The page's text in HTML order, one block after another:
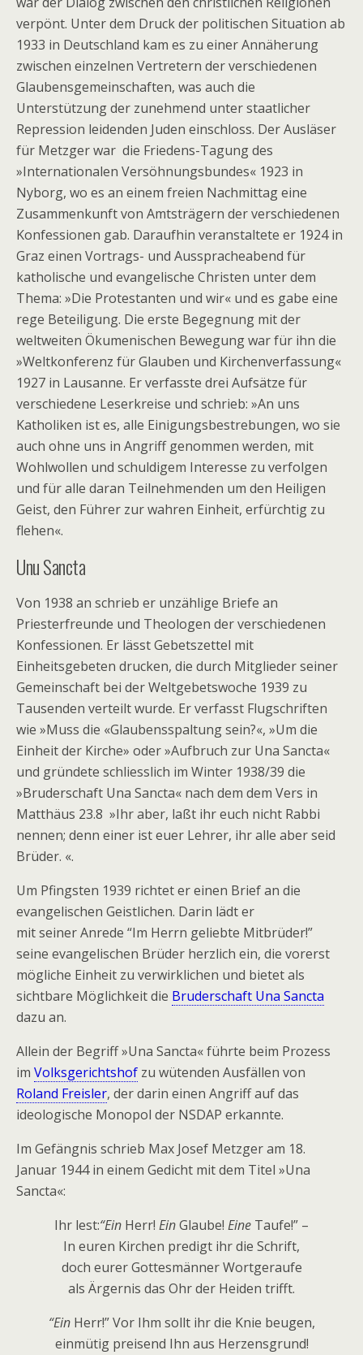
verpönt. Unter dem Druck der politischen Situation ab
1933 in Deutschland kam es zu einer Annäherung
zwischen einzelnen Vertretern der verschiedenen
Glaubensgemeinschaften, was auch die
Unterstützung der zunehmend unter staatlicher
Repression leidenden Juden einschloss. Der Ausläser
für Metzger war die Friedens-Tagung des
»Internationalen Versöhnungsbundes« 1923 in
Nyborg, wo es an einem freien Nachmittag eine
Zusammenkunft von Amtsträgern der verschiedenen
Konfessionen gab. Daraufhin veranstaltete er 1924 in
Graz einen Vortrags- und Ausspracheabend für
katholische und evangelische Christen unter dem
Thema: »Die Protestanten und wir« und es gabe eine
rege Beteiligung. Die erste Begegnung mit der
weltweiten Ökumenischen Bewegung war für ihn die
»Weltkonferenz für Glauben und Kirchenverfassung«
1927 in Lausanne. Er verfasste drei Aufsätze für
verschiedene Leserkreise und schrieb: »An uns
Katholiken ist es, alle Einigungsbestrebungen, wo sie
auch ohne uns in Angriff genommen werden, mit
Wohlwollen und schuldigem Interesse zu verfolgen
und für alle daran Teilnehmenden um den Heiligen
Geist, den Führer zur wahren Einheit, erfürchtig zu
flehen«.
Unu Sancta
Von 1938 an schrieb er unzählige Briefe an
Priesterfreunde und Theologen der verschiedenen
Konfessionen. Er lässt Gebetszettel mit
Einheitsgebeten drucken, die durch Mitglieder seiner
Gemeinschaft bei der Weltgebetswoche 1939 zu
Tausenden verteilt wurde. Er verfasst Flugschriften
wie »Muss die «Glaubensspaltung sein?«, »Um die
Einheit der Kirche» oder »Aufbruch zur Una Sancta«
und gründete schliesslich im Winter 1938/39 die
»Bruderschaft Una Sancta« nach dem dem Vers in
Matthäus 23.8 »Ihr aber, laßt ihr euch nicht Rabbi
nennen; denn einer ist euer Lehrer, ihr alle aber seid
Brüder. «.
Um Pfingsten 1939 richtet er einen Brief an die
evangelischen Geistlichen. Darin lädt er
mit seiner Anrede “Im Herrn geliebte Mitbrüder!”
seine evangelischen Brüder herzlich ein, die vorerst
mögliche Einheit zu verwirklichen und bietet als
sichtbare Möglichkeit die Bruderschaft Una Sancta
dazu an.
Allein der Begriff »Una Sancta« führte beim Prozess
im Volksgerichtshof zu wütenden Ausfällen von
Roland Freisler, der darin einen Angriff auf das
ideologische Monopol der NSDAP erkannte.
Im Gefängnis schrieb Max Josef Metzger am 18.
Januar 1944 in einem Gedicht mit dem Titel »Una
Sancta«:
Ihr lest:“Ein Herr! EinGlaube! Eine Taufe!” –
In euren Kirchen predigt ihr die Schrift,
doch eurer Gottesmänner Wortgeraufe
als Ärgernis das Ohr der Heiden trifft.
“EinHerr!” Vor Ihm sollt ihr die Knie beugen,
einmütig preisend Ihn aus Herzensgrund!